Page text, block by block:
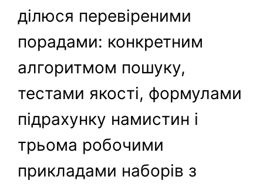
ділюся перевіреними
порадами: конкретним
алгоритмом пошуку,
тестами якості, формулами
підрахунку намистин і
трьома робочими
прикладами наборів з